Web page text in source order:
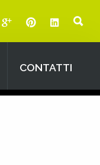
CONTATTI